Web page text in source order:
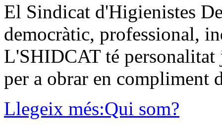
El Sindicat d'Higienistes
democràtic, professional,
L'SHIDCAT té
per a obrar en compliment
Llegeix més:Qui som?